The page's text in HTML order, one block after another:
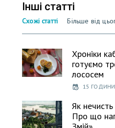
Інші статті
Схожі статті Більше від
Хроніки
готуємо
лососем
15
Як нечисть
Про що